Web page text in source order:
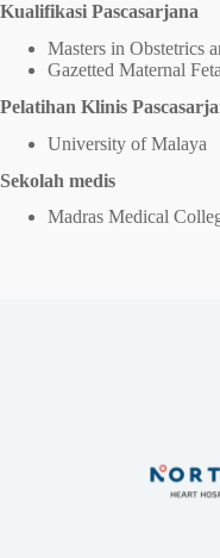
Kualifikasi Pascasarjana
Masters in Obstetrics
Gazetted Maternal
Pelatihan Klinis
University of Malaya
Sekolah medis
Madras Medical